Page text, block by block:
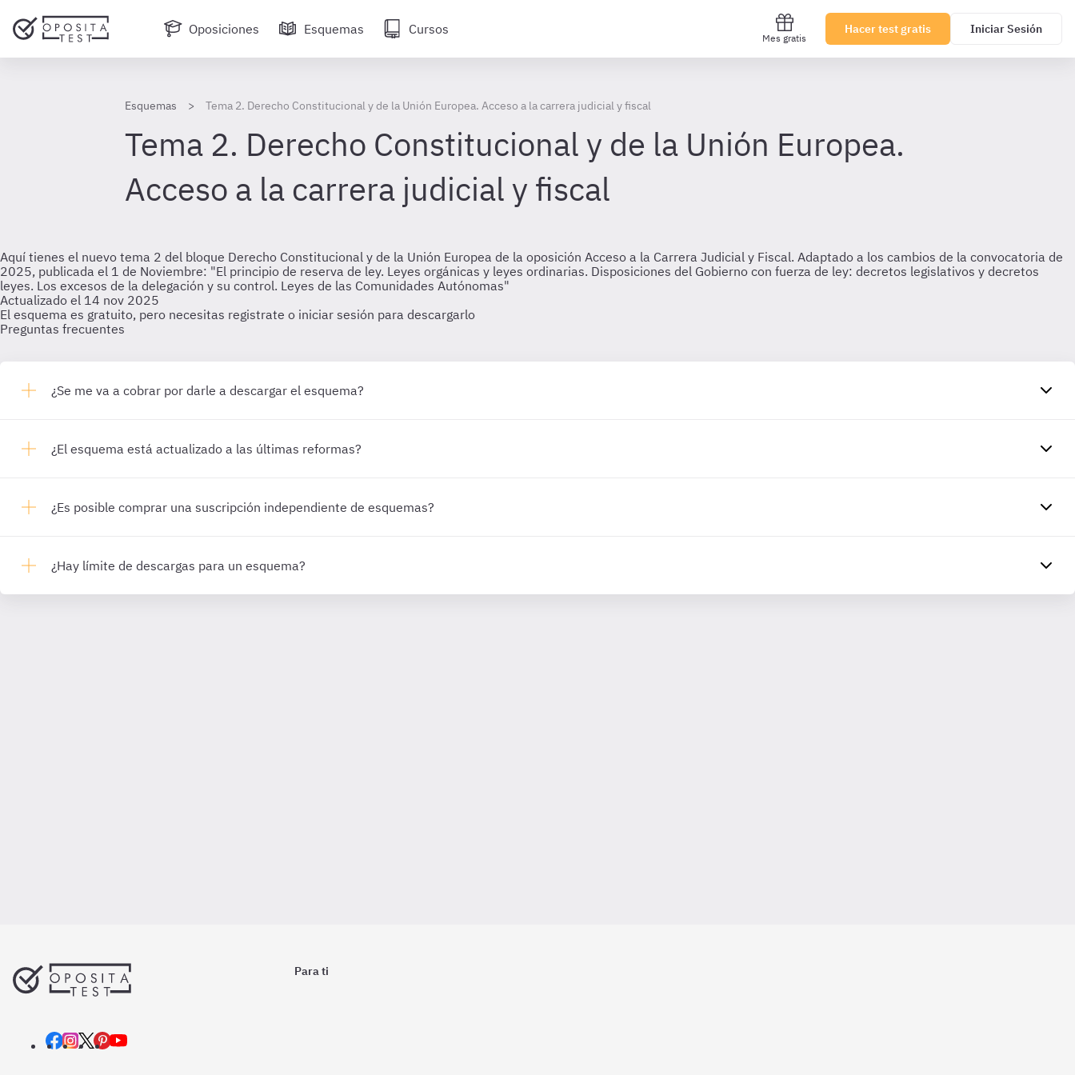
Oposiciones Esquemas Cursos
Mes gratis
Hacer test gratis Iniciar Sesión
Esquemas Tema 2. Derecho Constitucional y de la Unión Europea. Acceso a la carrera judicial y fiscal
Tema 2. Derecho Constitucional y de la Unión Europea.
Acceso a la carrera judicial y fiscal
Aquí tienes el nuevo tema 2 del bloque Derecho Constitucional y de la Unión Europea de la oposición Acceso a la Carrera Judicial y Fiscal. Adaptado a los cambios de la convocatoria de
2025, publicada el 1 de Noviembre: "El principio de reserva de ley. Leyes orgánicas y leyes ordinarias. Disposiciones del Gobierno con fuerza de ley: decretos legislativos y decretos
leyes. Los excesos de la delegación y su control. Leyes de las Comunidades Autónomas"
Actualizado el 14 nov 2025
El esquema es gratuito, pero necesitas registrate o iniciar sesión para descargarlo
Preguntas frecuentes
¿Se me va a cobrar por darle a descargar el esquema?
¿El esquema está actualizado a las últimas reformas?
¿Es posible comprar una suscripción independiente de esquemas?
¿Hay límite de descargas para un esquema?
Para ti